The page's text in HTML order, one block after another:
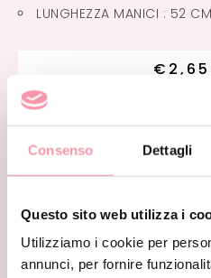
Consenso Dettagli
Questo sito web utilizza i
Utilizziamo i cookie per
annunci, per fornire
LUNGHEZZA MANICI : 52 CM
€
paga fino a24 rate,
CONDIZIONI